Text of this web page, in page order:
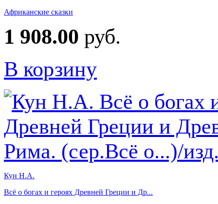
Африканские сказки
1 908.00 руб.
В корзину
Кун Н.А.
Всё о богах и героях Древней Греции и Др...